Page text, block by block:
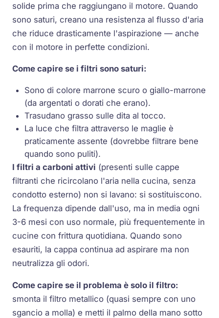
solide prima che raggiungano il motore. Quando
sono saturi, creano una resistenza al flusso d'aria
che riduce drasticamente l'aspirazione — anche
con il motore in perfette condizioni.
Come capire se i filtri sono saturi:
Sono di colore marrone scuro o giallo-marrone
(da argentati o dorati che erano).
Trasudano grasso sulle dita al tocco.
La luce che filtra attraverso le maglie è
praticamente assente (dovrebbe filtrare bene
quando sono puliti).
I filtri a carboni attivi (presenti sulle cappe
filtranti che ricircolano l'aria nella cucina, senza
condotto esterno) non si lavano: si sostituiscono.
La frequenza dipende dall'uso, ma in media ogni
3-6 mesi con uso normale, più frequentemente in
cucine con frittura quotidiana. Quando sono
esauriti, la cappa continua ad aspirare ma non
neutralizza gli odori.
Come capire se il problema è solo il filtro:
smonta il filtro metallico (quasi sempre con uno
sgancio a molla) e metti il palmo della mano sotto